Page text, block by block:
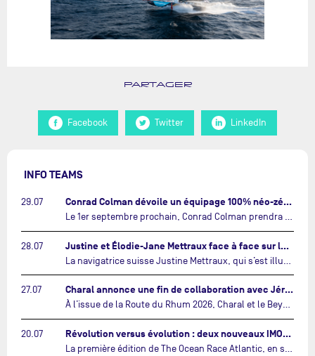
PARTAGER
Facebook Twitter LinkedIn
INFO TEAMS
29.07 Conrad Colman dévoile un équipage 100% néo-zélandais tourné vers l'avenir…
Le 1er septembre prochain, Conrad Colman prendra le départ de la première édition de The Ocean Race Atlantic, une nouvelle course IMOCA en équipage reliant New York à Lorient. À bord de MSIG Europe, le skipper néo-zélandais sera entouré de trois jeunes talents issus de la voile néo-zélandaise : Megan Thomson, Anna Merchant et Aaron Hume-Merry.…
28.07 Justine et Élodie-Jane Mettraux face à face sur la transatlantique The Ocean Race Atlantic…
27.07 Charal annonce une fin de collaboration avec Jérémie Beyou et le Beyou Racing après la Route du Rhum…
À l’issue de la Route du Rhum 2026, Charal et le Beyou Racing mettront fin à leur collaboration. Il a été décidé de manière concertée, après dix ans d’une collaboration riche et performante, d’ouvrir une nouvelle ère pour le projet du Charal Sailing Team.…
20.07 Révolution versus évolution : deux nouveaux IMOCA très différents se préparent pour The Ocean Race Atlantic…